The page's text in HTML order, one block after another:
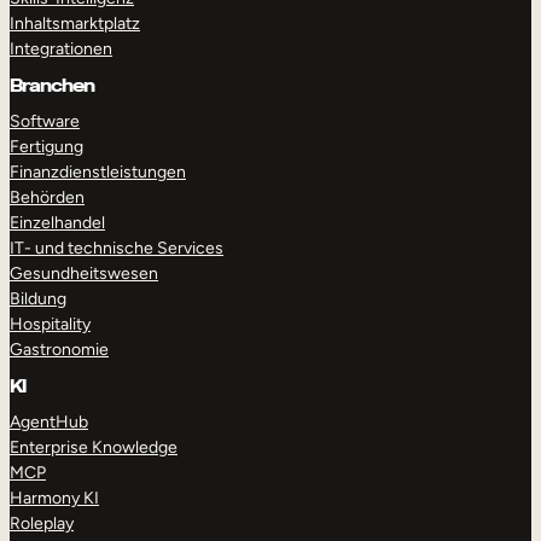
Inhaltsmarktplatz
Integrationen
Branchen
Software
Fertigung
Finanzdienstleistungen
Behörden
Einzelhandel
IT- und technische Services
Gesundheitswesen
Bildung
Hospitality
Gastronomie
KI
AgentHub
Enterprise Knowledge
MCP
Harmony KI
Roleplay